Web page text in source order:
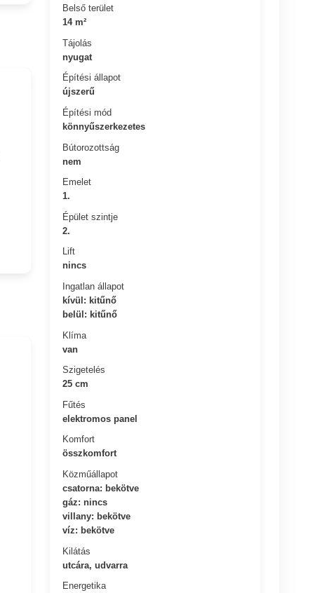
Belső terület
14 m²
Tájolás
nyugat
Építési állapot
újszerű
Építési mód
könnyűszerkezetes
Bútorozottság
nem
Emelet
1.
Épület szintje
2.
Lift
nincs
Ingatlan állapot
kívül: kitűnő
belül: kitűnő
Klíma
van
Szigetelés
25 cm
Fűtés
elektromos panel
Komfort
összkomfort
Közműállapot
csatorna: bekötve
gáz: nincs
villany: bekötve
víz: bekötve
Kilátás
utcára, udvarra
Energetika